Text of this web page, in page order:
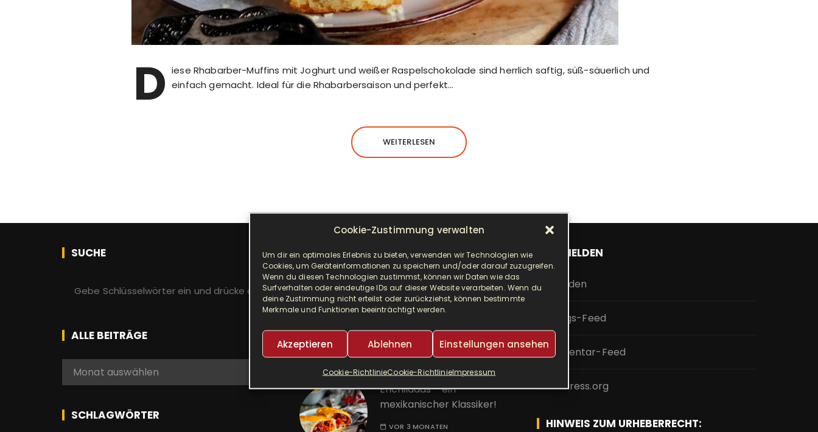
Cookie-Zustimmung verwalten
Um dir ein optimales Erlebnis zu bieten, verwenden wir Technologien wie
Cookies, um Geräteinformationen zu speichern und/oder darauf zuzugreifen.
Wenn du diesen Technologien zustimmst, können wir Daten wie das
Surfverhalten oder eindeutige IDs auf dieser Website verarbeiten. Wenn du
deine Zustimmung nicht erteilst oder zurückziehst, können bestimmte
Merkmale und Funktionen beeinträchtigt werden.
Akzeptieren Ablehnen Einstellungen ansehen
Cookie-RichtlinieCookie-RichtlinieImpressum
D iese Rhabarber-Muffins mit Joghurt und weißer Raspelschokolade sind herrlich saftig, süß-säuerlich und
einfach gemacht. Ideal für die Rhabarbersaison und perfekt…
WEITERLESEN
SUCHE
h
e
n
c
:
ALLE BEITRÄGE
e
Monat auswählen
SCHLAGWÖRTER
NEUESTE BEITRÄGE
Djuvec als Risotto! So ein
leckerer One Pot!
Enchiladas – ein
mexikanischer Klassiker!
VOR 3 MONATEN
ANMELDEN
Anmelden
Eintrags-Feed
Kommentar-Feed
WordPress.org
HINWEIS ZUM URHEBERRECHT: